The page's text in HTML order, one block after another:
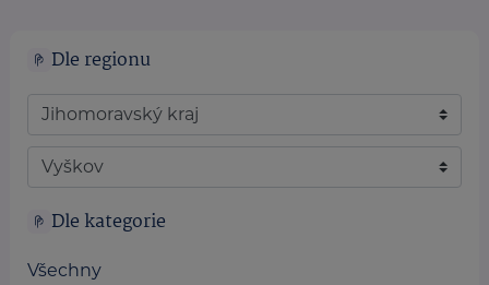
Dle regionu
Dle kategorie
Všechny